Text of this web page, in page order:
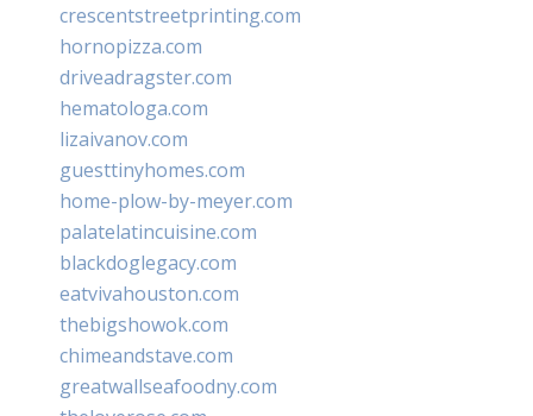
crescentstreetprinting.com
hornopizza.com
driveadragster.com
hematologa.com
lizaivanov.com
guesttinyhomes.com
home-plow-by-meyer.com
palatelatincuisine.com
blackdoglegacy.com
eatvivahouston.com
thebigshowok.com
chimeandstave.com
greatwallseafoodny.com